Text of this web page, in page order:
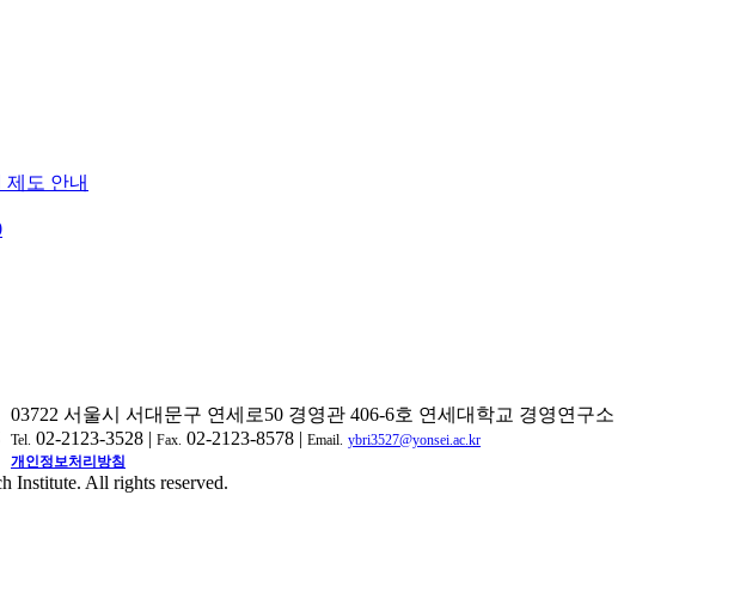
도 안내
03722 서울시 서대문구 연세로50 경영관 406-6호 연세대학교 경영연구소
Tel. 02-2123-3528 | Fax. 02-2123-8578 | Email. ybri3527@yonsei.ac.kr
개인정보처리방침
Institute. All rights reserved.